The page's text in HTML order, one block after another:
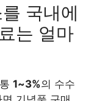
국내에
는 얼마
1~3%의 수수